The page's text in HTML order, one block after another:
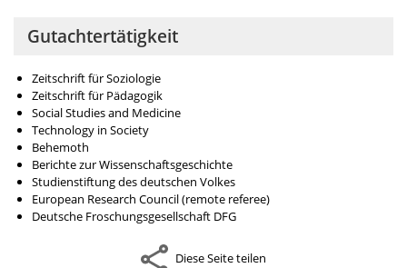
Gutachtertätigkeit
Zeitschrift für Soziologie
Zeitschrift für Pädagogik
Social Studies and Medicine
Technology in Society
Behemoth
Berichte zur Wissenschaftsgeschichte
Studienstiftung des deutschen Volkes
European Research Council (remote referee)
Deutsche Froschungsgesellschaft DFG
Diese Seite teilen